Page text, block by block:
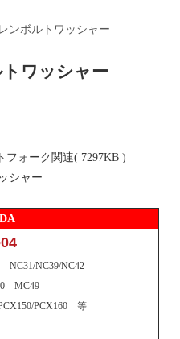
タをExcelにま
会・メーカーイ
。
交換対象品
レンボルトワッシャー
トワッシャー
フォーク関連( 7297KB )
シャー
NC31/NC39/NC42
MC49
PCX160 等